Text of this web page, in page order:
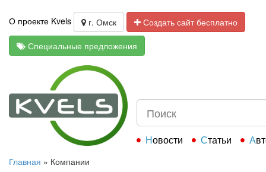
О проекте Kvels г. Омск
Создать сайт бесплатно
Специальные предложения
Новости Статьи
Главная » Компании